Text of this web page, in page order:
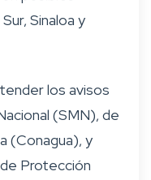
Sinaloa y
los avisos
(SMN), de
(Conagua), y
Protección